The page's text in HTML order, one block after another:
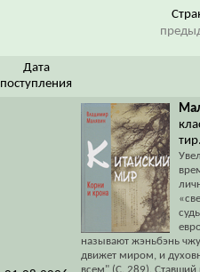
Дата
поступления
называют жэньбэнь
движет миром, и
всем" (С. 289).